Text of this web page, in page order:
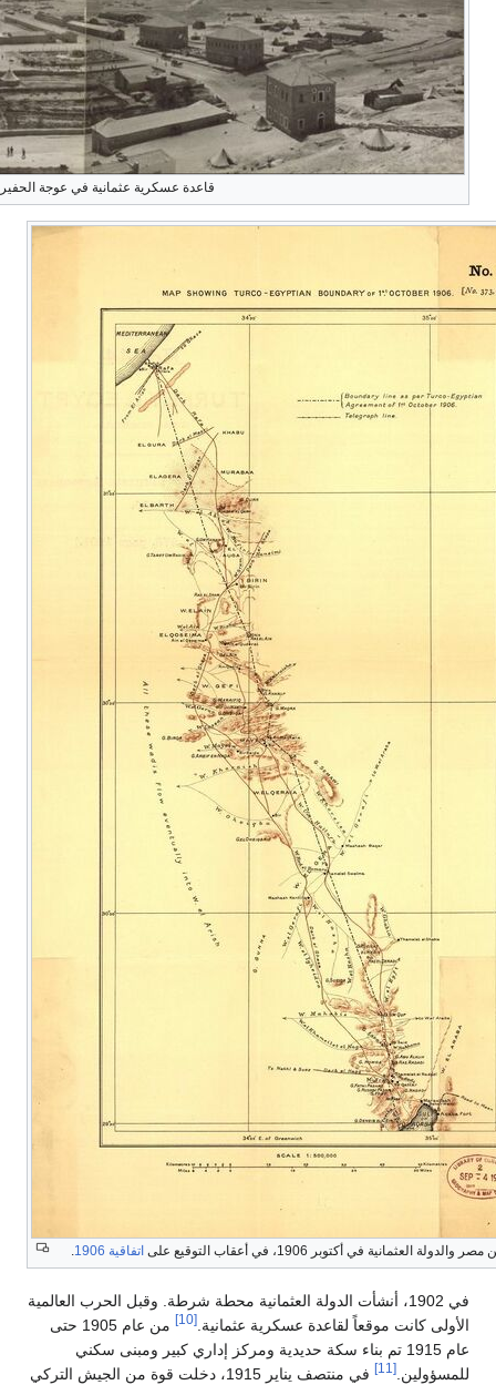
اتفاقية 1906 .
وقبل الحرب العالمية
من عام 1905 حتى
كبير ومبنى سكني
1915، دخلت قوة من الجيش التركي